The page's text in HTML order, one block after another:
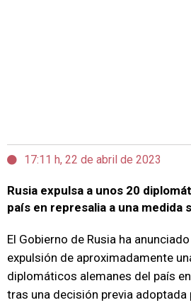
17:11 h, 22 de abril de 2023
Rusia expulsa a unos 20
país en represalia a una medida
El Gobierno de Rusia ha
expulsión de aproximadamente
diplomáticos alemanes del país
tras una decisión previa adoptada